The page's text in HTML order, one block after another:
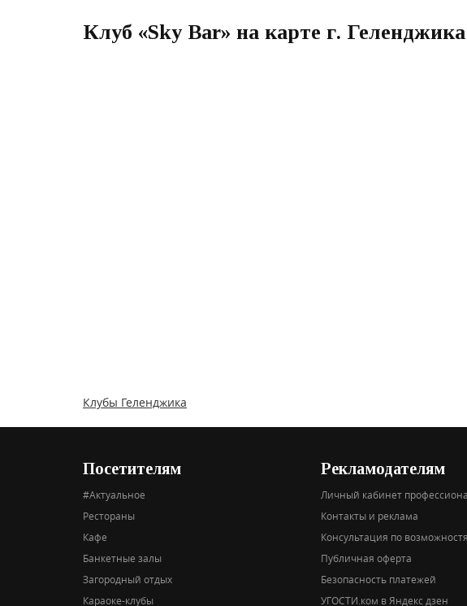
Клуб «Sky Bar» на карте г. Геленджика
Клубы Геленджика
Посетителям
#Актуальное
Рестораны
Кафе
Банкетные залы
Загородный отдых
Караоке-клубы
Рекламодателям
Личный кабинет
Контакты и реклама
Консультация по
Публичная оферта
Безопасность платежей
УГОСТИ.ком в Яндекс дзен